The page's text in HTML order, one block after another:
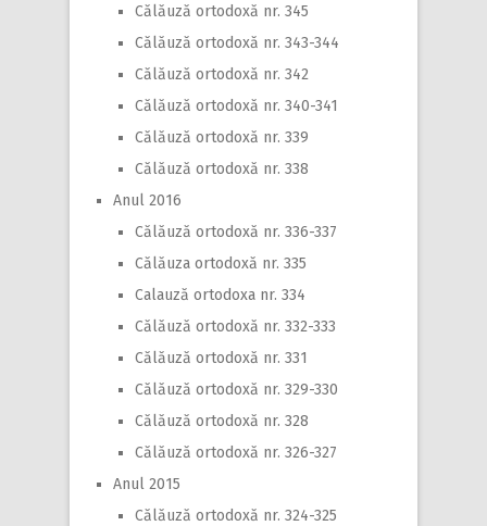
Călăuză ortodoxă nr. 345
Călăuză ortodoxă nr. 343-344
Călăuză ortodoxă nr. 342
Călăuză ortodoxă nr. 340-341
Călăuză ortodoxă nr. 339
Călăuză ortodoxă nr. 338
Anul 2016
Călăuză ortodoxă nr. 336-337
Călăuza ortodoxă nr. 335
Calauză ortodoxa nr. 334
Călăuză ortodoxă nr. 332-333
Călăuză ortodoxă nr. 331
Călăuză ortodoxă nr. 329-330
Călăuză ortodoxă nr. 328
Călăuză ortodoxă nr. 326-327
Anul 2015
Călăuză ortodoxă nr. 324-325